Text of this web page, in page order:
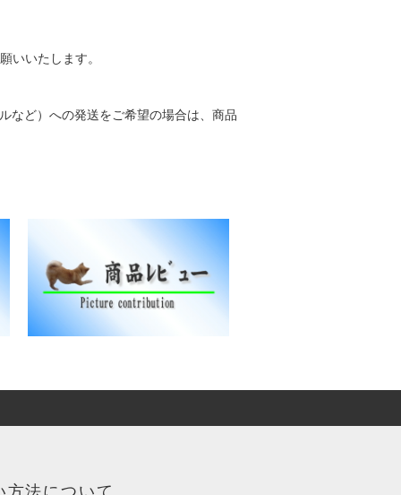
いいたします。
など）への発送をご希望の場合は、商品